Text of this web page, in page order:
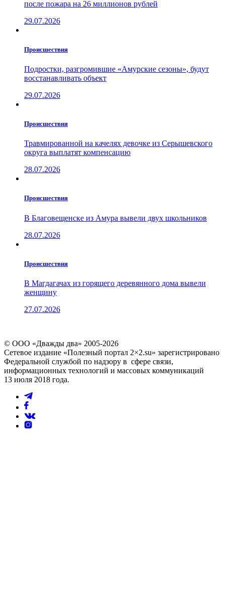
после пожара на 26 миллионов рублей
29.07.2026
Проиcшествия
Подростки, разгромившие «Амурские сезоны», будут
восстанавливать объект
29.07.2026
Проиcшествия
Травмированной на качелях девочке из Серышевского
округа выплатят компенсацию
28.07.2026
Проиcшествия
В Благовещенске из Амура вывели двух школьников
28.07.2026
Проиcшествия
В Магдагачах из горящего деревянного дома вывели
женщину
27.07.2026
© ООО «Дважды два» 2005-2026
Сетевое издание «Полезный портал 2×2.su» зарегистрировано
Федеральной службой по надзору в сфере связи,
информационных технологий и массовых коммуникаций
13 июля 2018 года.